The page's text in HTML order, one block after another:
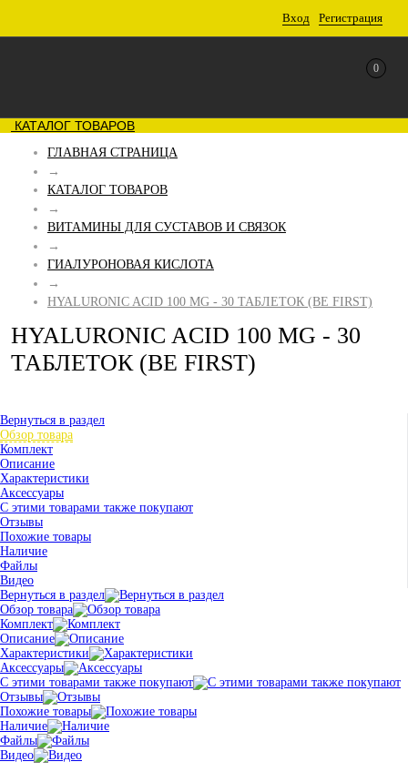
Вход Регистрация
0
КАТАЛОГ ТОВАРОВ
ГЛАВНАЯ СТРАНИЦА
→
КАТАЛОГ ТОВАРОВ
→
ВИТАМИНЫ ДЛЯ СУСТАВОВ И СВЯЗОК
→
ГИАЛУРОНОВАЯ КИСЛОТА
→
HYALURONIC ACID 100 MG - 30 ТАБЛЕТОК (BE FIRST)
HYALURONIC ACID 100 MG - 30
ТАБЛЕТОК (BE FIRST)
Вернуться в раздел
Обзор товара
Комплект
Описание
Характеристики
Аксессуары
С этими товарами также покупают
Отзывы
Похожие товары
Наличие
Файлы
Видео
Вернуться в раздел
Обзор товара
Комплект
Описание
Характеристики
Аксессуары
С этими товарами также покупают
Отзывы
Похожие товары
Наличие
Файлы
Видео